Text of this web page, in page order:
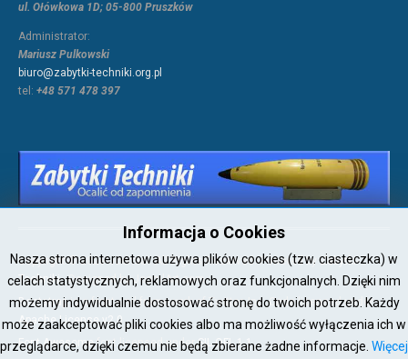
Informacja o Cookies
Nasza strona internetowa używa plików cookies (tzw. ciasteczka) w
celach statystycznych, reklamowych oraz funkcjonalnych. Dzięki nim
możemy indywidualnie dostosować stronę do twoich potrzeb. Każdy
może zaakceptować pliki cookies albo ma możliwość wyłączenia ich w
przeglądarce, dzięki czemu nie będą zbierane żadne informacje. Więcej
ul. Ołówkowa 1D; 05-800 Pruszków
Administrator:
Mariusz Pulkowski
biuro@zabytki-techniki.org.pl
tel: +48 571 478 397
Copyright © 2026 Joomla!. All Rights Reserved. Powered byZabytki-
Techniki- Designed by JoomlArt.com.
Bootstrapis a front-end framework of Twitter, Inc. Code licensed under
Apache License v2.0 .
Font Awesomefont licensed underSIL OFL 1.1.